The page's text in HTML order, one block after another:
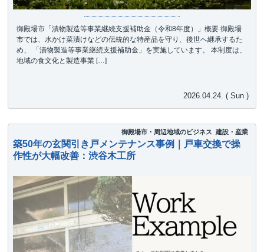
御殿場市「漬物製造等事業継続支援補助金（令和8年度）」概要 御殿場
市では、水かけ菜漬けなどの伝統的な特産品を守り、後世へ継承するた
め、 「漬物製造等事業継続支援補助金」を実施しています。 本制度は、
地域の食文化と製造事業 […]
2026.04.24. ( Sun )
御殿場市・周辺地域のビジネス 建設・産業
築50年の玄関引き戸メンテナンス事例｜戸車交換で操
作性が大幅改善：渋谷木工所